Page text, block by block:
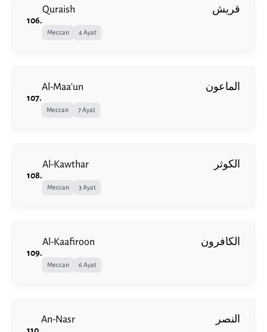
106.
Quraish قريش
Meccan 4 Ayat
107.
Al-Maa'un الماعون
Meccan 7 Ayat
108.
Al-Kawthar الكوثر
Meccan 3 Ayat
109.
Al-Kaafiroon الكافرون
Meccan 6 Ayat
An-Nasr النصر